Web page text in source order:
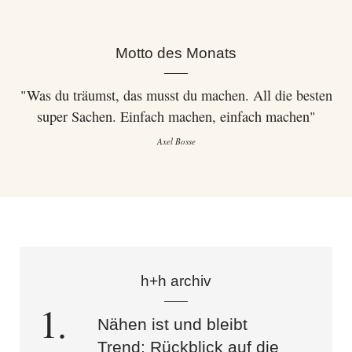
Motto des Monats
"Was du träumst, das musst du machen. All die besten
super Sachen. Einfach machen, einfach machen"
Axel Bosse
h+h archiv
Nähen ist und bleibt
Trend: Rückblick auf die